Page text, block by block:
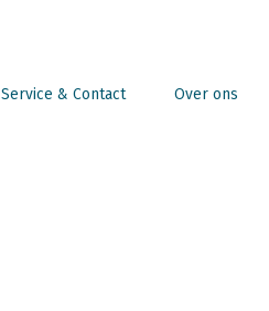
Service & Contact Over ons